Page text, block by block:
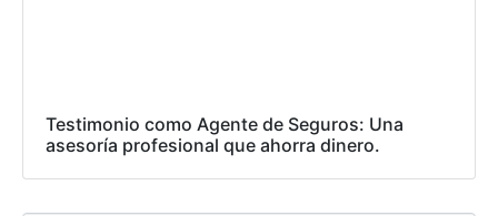
Testimonio como Agente de Seguros: Una
asesoría profesional que ahorra dinero.